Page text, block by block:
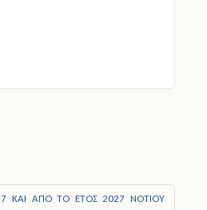
ΚΑΙ ΑΠΟ ΤΟ ΕΤΟΣ 2027 ΝΟΤΙΟΥ